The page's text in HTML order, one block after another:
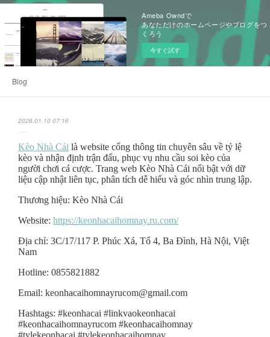
Ameba Owndで
あなただけのホームページやブログをつ
くろう
今すぐ試す
Blog
2026.01.10 07:16